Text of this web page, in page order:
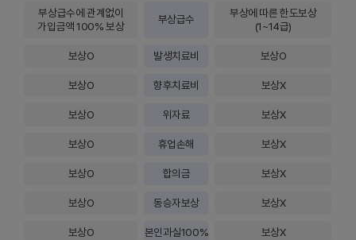
부상급수에 관계없이
가입금액 100% 보상
부상급수
부상에 따른 한도보상
(1~14급)
보상O 발생치료비 보상O
보상O 향후치료비 보상X
보상O 위자료 보상X
보상O 휴업손해 보상X
보상O 합의금 보상X
보상O 동승자보상 보상X
보상O 본인과실100% 보상X